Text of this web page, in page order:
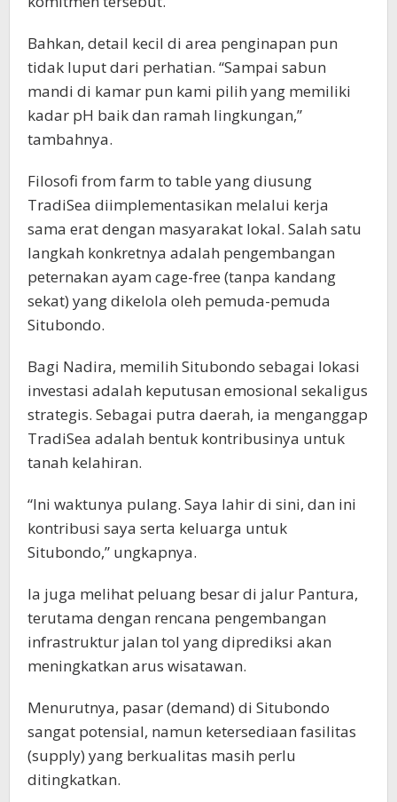
Bahkan, detail kecil di area penginapan pun
tidak luput dari perhatian. “Sampai sabun
mandi di kamar pun kami pilih yang memiliki
kadar pH baik dan ramah lingkungan,”
tambahnya.
Filosofi from farm to table yang diusung
TradiSea diimplementasikan melalui kerja
sama erat dengan masyarakat lokal. Salah satu
langkah konkretnya adalah pengembangan
peternakan ayam cage-free (tanpa kandang
sekat) yang dikelola oleh pemuda-pemuda
Situbondo.
Bagi Nadira, memilih Situbondo sebagai lokasi
investasi adalah keputusan emosional sekaligus
strategis. Sebagai putra daerah, ia menganggap
TradiSea adalah bentuk kontribusinya untuk
tanah kelahiran.
“Ini waktunya pulang. Saya lahir di sini, dan ini
kontribusi saya serta keluarga untuk
Situbondo,” ungkapnya.
Ia juga melihat peluang besar di jalur Pantura,
terutama dengan rencana pengembangan
infrastruktur jalan tol yang diprediksi akan
meningkatkan arus wisatawan.
Menurutnya, pasar (demand) di Situbondo
sangat potensial, namun ketersediaan fasilitas
(supply) yang berkualitas masih perlu
ditingkatkan.